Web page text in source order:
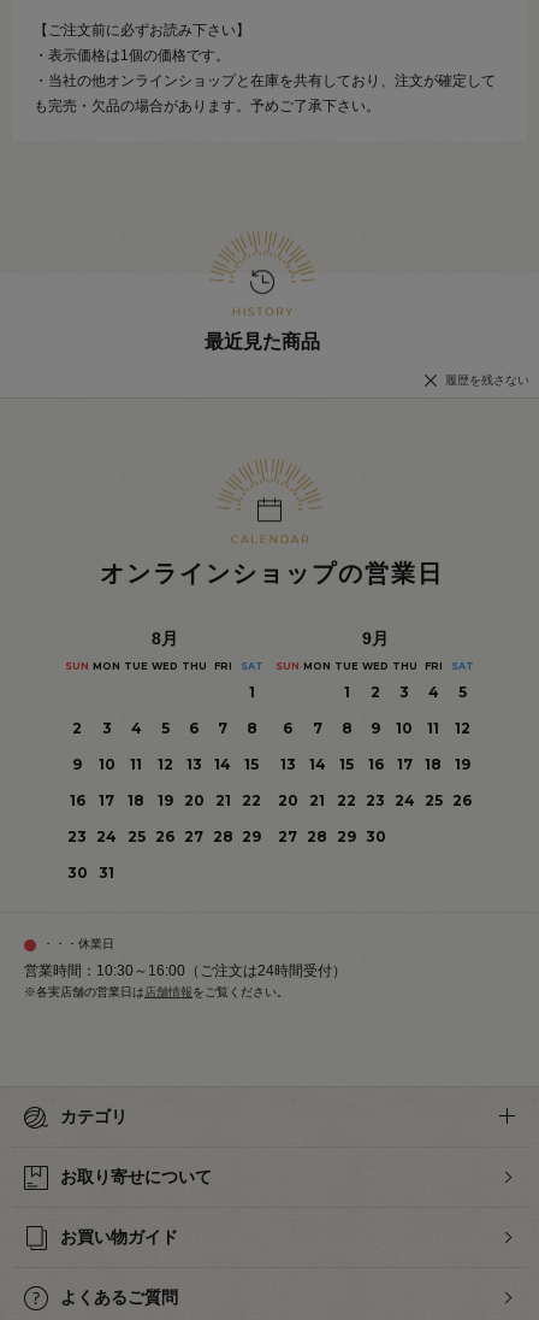
【ご注文前に必ずお読み下さい】
・表示価格は1個の価格です。
・当社の他オンラインショップと在庫を共有しており、注文が確定して
も完売・欠品の場合があります。予めご了承下さい。
最近見た商品
履歴を残さない
オンラインショップの営業日
8月
SUN MON TUE WED THU FRI SAT
1
2
3 4 5 6 7
8
9
10 11 12 13 14
15
16
17 18 19 20 21
22
23
24 25 26 27 28 29
30
31
9月
SUN MON TUE WED THU FRI SAT
1 2 3 4
5
6
7 8 9 10 11
12
13
14 15 16 17 18
19
20
21 22 23 24 25
26
27 28 29 30
・・・休業日
営業時間：10:30～16:00（ご注文は24時間受付）
※各実店舗の営業日は店舗情報をご覧ください。
カテゴリ
お取り寄せについて
お買い物ガイド
よくあるご質問